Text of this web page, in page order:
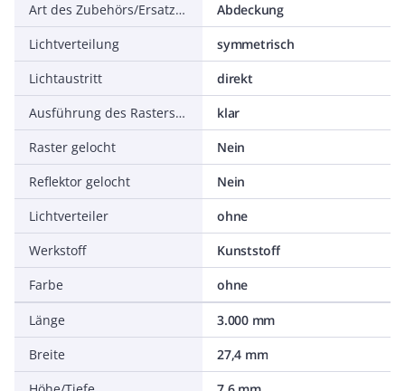
Art des Zubehörs/Ersatzteils
Abdeckung
Lichtverteilung
symmetrisch
Lichtaustritt
direkt
Ausführung des Rasters/Reflektors
klar
Raster gelocht
Nein
Reflektor gelocht
Nein
Lichtverteiler
ohne
Werkstoff
Kunststoff
Farbe
ohne
Länge
3.000 mm
Breite
27,4 mm